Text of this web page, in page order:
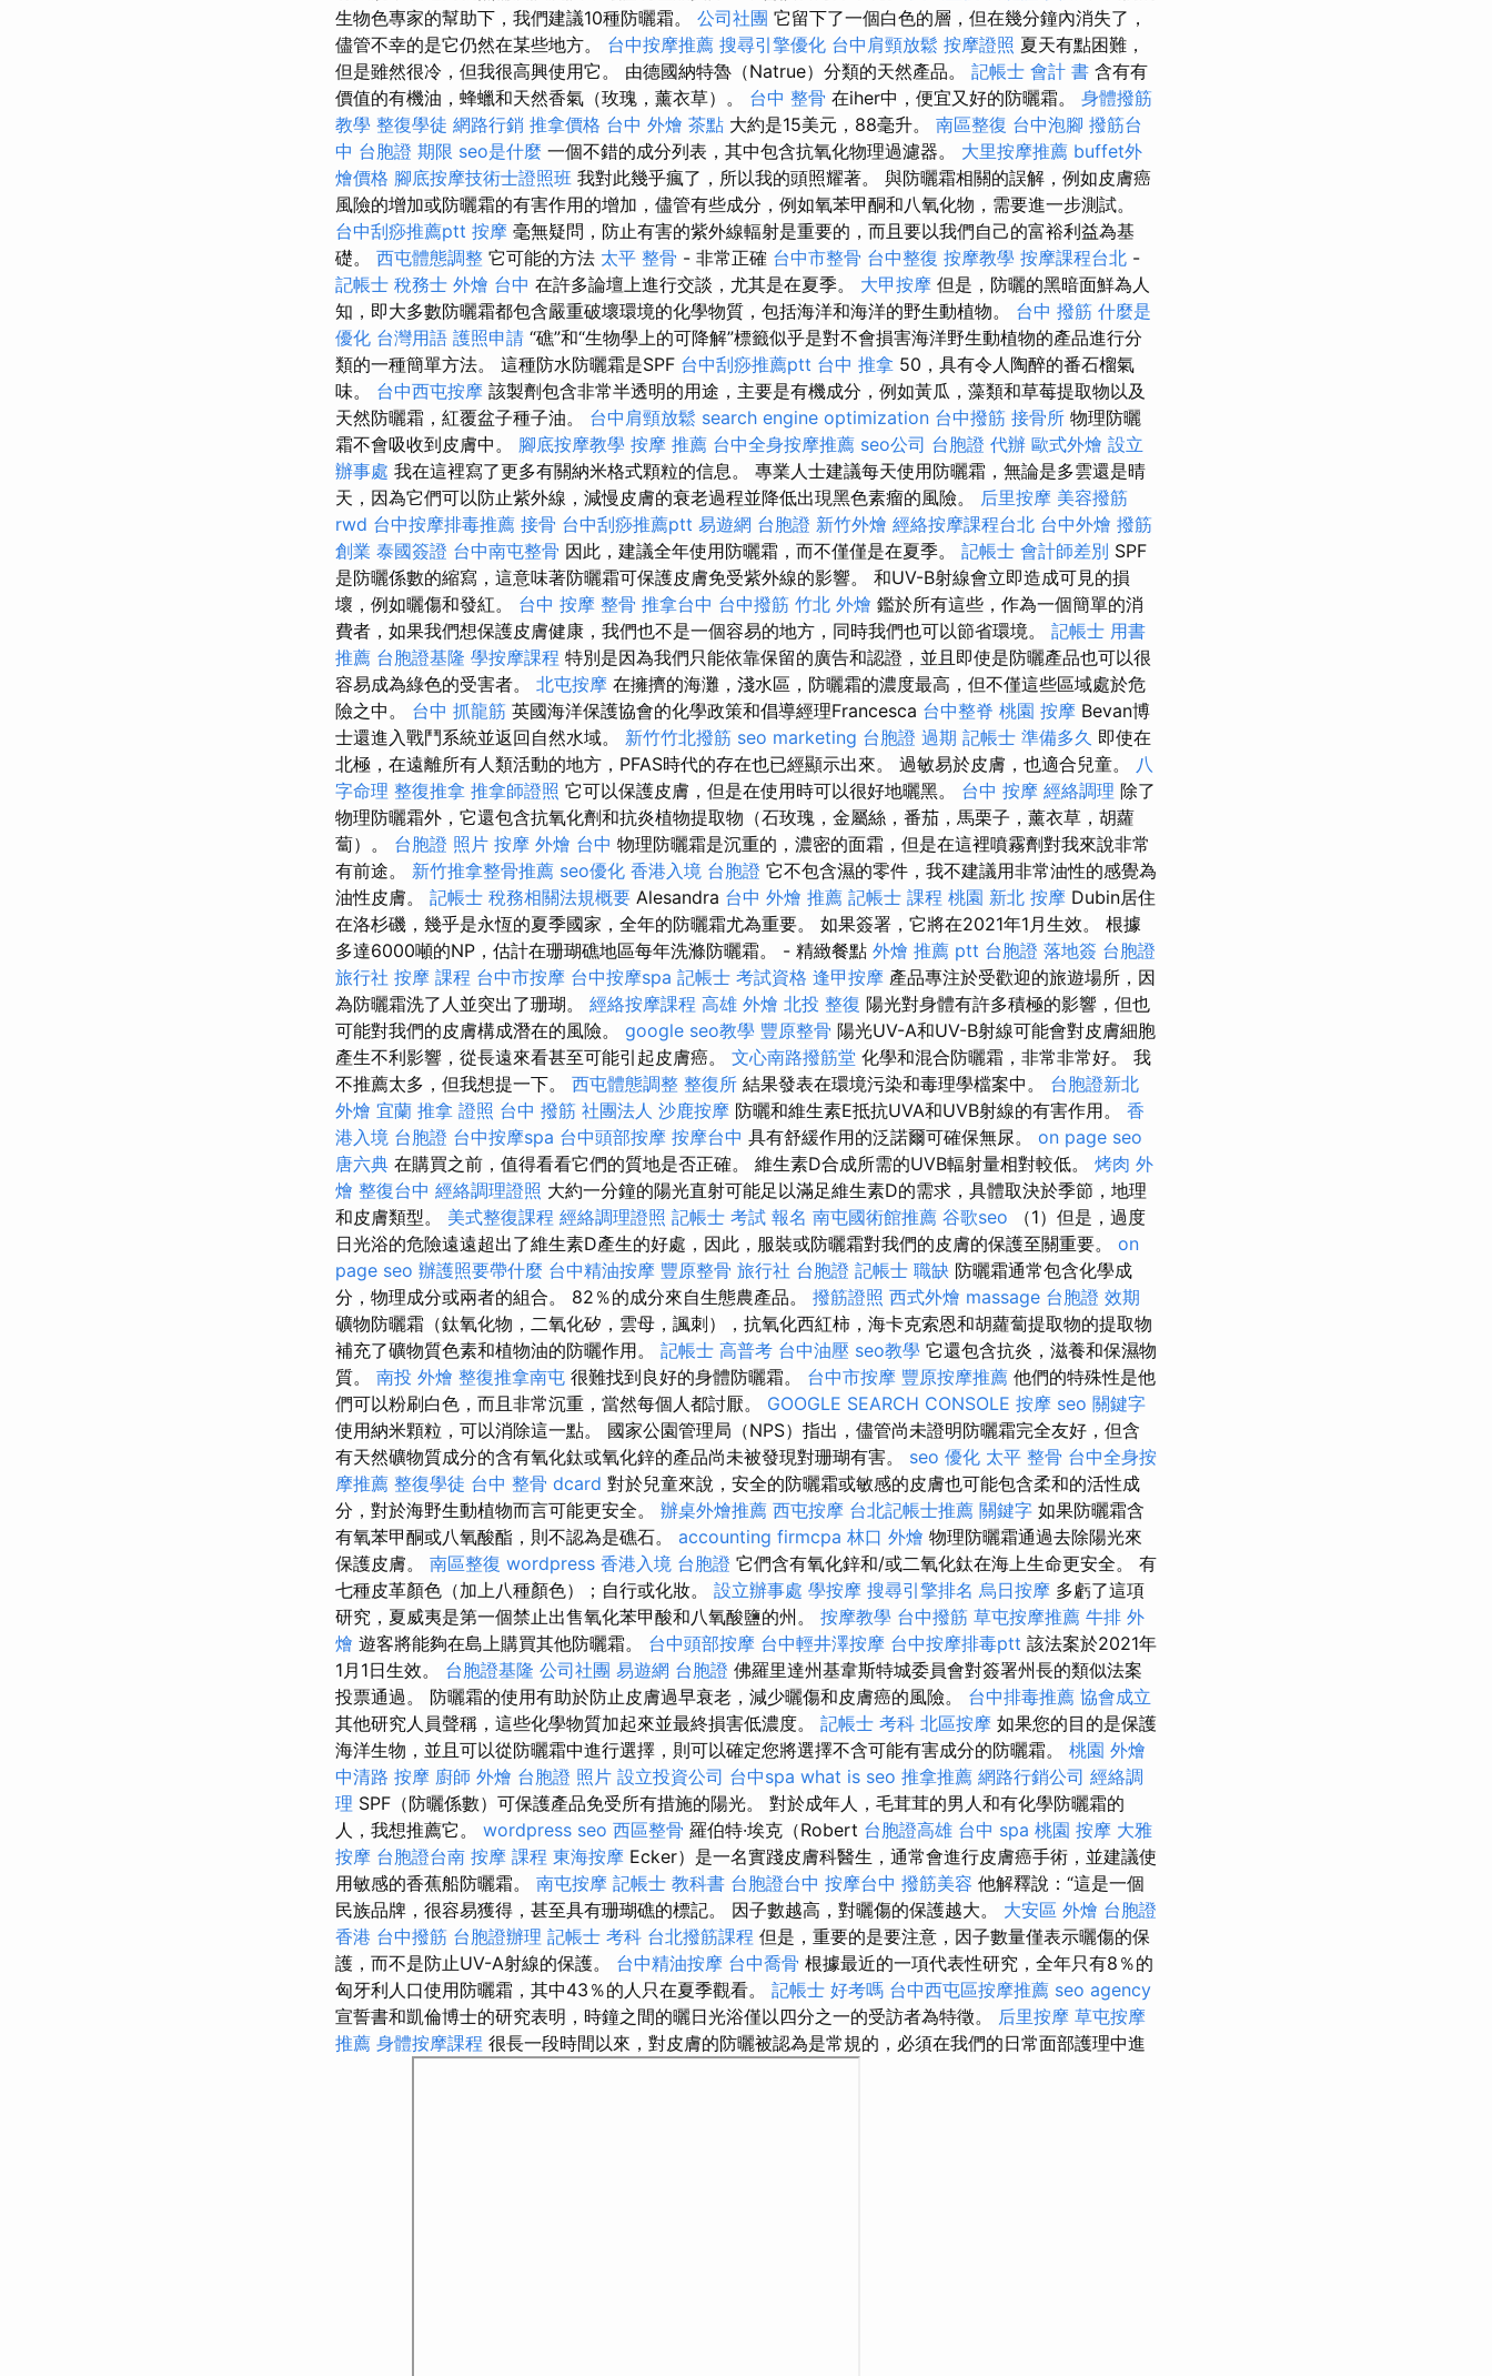
生物色專家的幫助下，我們建議10種防曬霜。 公司社團 它留下了一個白色的層，但在幾分鐘內消失了，
儘管不幸的是它仍然在某些地方。 台中按摩推薦 搜尋引擎優化 台中肩頸放鬆 按摩證照 夏天有點困難，
但是雖然很冷，但我很高興使用它。 由德國納特魯（Natrue）分類的天然產品。 記帳士 會計 書 含有有
價值的有機油，蜂蠟和天然香氣（玫瑰，薰衣草）。 台中 整骨 在iher中，便宜又好的防曬霜。 身體撥筋
教學 整復學徒 網路行銷 推拿價格 台中 外燴 茶點 大約是15美元，88毫升。 南區整復 台中泡腳 撥筋台
中 台胞證 期限 seo是什麼 一個不錯的成分列表，其中包含抗氧化物理過濾器。 大里按摩推薦 buffet外
燴價格 腳底按摩技術士證照班 我對此幾乎瘋了，所以我的頭照耀著。 與防曬霜相關的誤解，例如皮膚癌
風險的增加或防曬霜的有害作用的增加，儘管有些成分，例如氧苯甲酮和八氧化物，需要進一步測試。
台中刮痧推薦ptt 按摩 毫無疑問，防止有害的紫外線輻射是重要的，而且要以我們自己的富裕利益為基
礎。 西屯體態調整 它可能的方法 太平 整骨 - 非常正確 台中市整骨 台中整復 按摩教學 按摩課程台北 -
記帳士 稅務士 外燴 台中 在許多論壇上進行交談，尤其是在夏季。 大甲按摩 但是，防曬的黑暗面鮮為人
知，即大多數防曬霜都包含嚴重破壞環境的化學物質，包括海洋和海洋的野生動植物。 台中 撥筋 什麼是
優化 台灣用語 護照申請 “礁”和“生物學上的可降解”標籤似乎是對不會損害海洋野生動植物的產品進行分
類的一種簡單方法。 這種防水防曬霜是SPF 台中刮痧推薦ptt 台中 推拿 50，具有令人陶醉的番石榴氣
味。 台中西屯按摩 該製劑包含非常半透明的用途，主要是有機成分，例如黃瓜，藻類和草莓提取物以及
天然防曬霜，紅覆盆子種子油。 台中肩頸放鬆 search engine optimization 台中撥筋 接骨所 物理防曬
霜不會吸收到皮膚中。 腳底按摩教學 按摩 推薦 台中全身按摩推薦 seo公司 台胞證 代辦 歐式外燴 設立
辦事處 我在這裡寫了更多有關納米格式顆粒的信息。 專業人士建議每天使用防曬霜，無論是多雲還是晴
天，因為它們可以防止紫外線，減慢皮膚的衰老過程並降低出現黑色素瘤的風險。 后里按摩 美容撥筋
rwd 台中按摩排毒推薦 接骨 台中刮痧推薦ptt 易遊網 台胞證 新竹外燴 經絡按摩課程台北 台中外燴 撥筋
創業 泰國簽證 台中南屯整骨 因此，建議全年使用防曬霜，而不僅僅是在夏季。 記帳士 會計師差別 SPF
是防曬係數的縮寫，這意味著防曬霜可保護皮膚免受紫外線的影響。 和UV-B射線會立即造成可見的損
壞，例如曬傷和發紅。 台中 按摩 整骨 推拿台中 台中撥筋 竹北 外燴 鑑於所有這些，作為一個簡單的消
費者，如果我們想保護皮膚健康，我們也不是一個容易的地方，同時我們也可以節省環境。 記帳士 用書
推薦 台胞證基隆 學按摩課程 特別是因為我們只能依靠保留的廣告和認證，並且即使是防曬產品也可以很
容易成為綠色的受害者。 北屯按摩 在擁擠的海灘，淺水區，防曬霜的濃度最高，但不僅這些區域處於危
險之中。 台中 抓龍筋 英國海洋保護協會的化學政策和倡導經理Francesca 台中整脊 桃園 按摩 Bevan博
士還進入戰鬥系統並返回自然水域。 新竹竹北撥筋 seo marketing 台胞證 過期 記帳士 準備多久 即使在
北極，在遠離所有人類活動的地方，PFAS時代的存在也已經顯示出來。 過敏易於皮膚，也適合兒童。 八
字命理 整復推拿 推拿師證照 它可以保護皮膚，但是在使用時可以很好地曬黑。 台中 按摩 經絡調理 除了
物理防曬霜外，它還包含抗氧化劑和抗炎植物提取物（石玫瑰，金屬絲，番茄，馬栗子，薰衣草，胡蘿
蔔）。 台胞證 照片 按摩 外燴 台中 物理防曬霜是沉重的，濃密的面霜，但是在這裡噴霧劑對我來說非常
有前途。 新竹推拿整骨推薦 seo優化 香港入境 台胞證 它不包含濕的零件，我不建議用非常油性的感覺為
油性皮膚。 記帳士 稅務相關法規概要 Alesandra 台中 外燴 推薦 記帳士 課程 桃園 新北 按摩 Dubin居住
在洛杉磯，幾乎是永恆的夏季國家，全年的防曬霜尤為重要。 如果簽署，它將在2021年1月生效。 根據
多達6000噸的NP，估計在珊瑚礁地區每年洗滌防曬霜。 - 精緻餐點 外燴 推薦 ptt 台胞證 落地簽 台胞證
旅行社 按摩 課程 台中市按摩 台中按摩spa 記帳士 考試資格 逢甲按摩 產品專注於受歡迎的旅遊場所，因
為防曬霜洗了人並突出了珊瑚。 經絡按摩課程 高雄 外燴 北投 整復 陽光對身體有許多積極的影響，但也
可能對我們的皮膚構成潛在的風險。 google seo教學 豐原整骨 陽光UV-A和UV-B射線可能會對皮膚細胞
產生不利影響，從長遠來看甚至可能引起皮膚癌。 文心南路撥筋堂 化學和混合防曬霜，非常非常好。 我
不推薦太多，但我想提一下。 西屯體態調整 整復所 結果發表在環境污染和毒理學檔案中。 台胞證新北
外燴 宜蘭 推拿 證照 台中 撥筋 社團法人 沙鹿按摩 防曬和維生素E抵抗UVA和UVB射線的有害作用。 香
港入境 台胞證 台中按摩spa 台中頭部按摩 按摩台中 具有舒緩作用的泛諾爾可確保無尿。 on page seo
唐六典 在購買之前，值得看看它們的質地是否正確。 維生素D合成所需的UVB輻射量相對較低。 烤肉 外
燴 整復台中 經絡調理證照 大約一分鐘的陽光直射可能足以滿足維生素D的需求，具體取決於季節，地理
和皮膚類型。 美式整復課程 經絡調理證照 記帳士 考試 報名 南屯國術館推薦 谷歌seo （1）但是，過度
日光浴的危險遠遠超出了維生素D產生的好處，因此，服裝或防曬霜對我們的皮膚的保護至關重要。 on
page seo 辦護照要帶什麼 台中精油按摩 豐原整骨 旅行社 台胞證 記帳士 職缺 防曬霜通常包含化學成
分，物理成分或兩者的組合。 82％的成分來自生態農產品。 撥筋證照 西式外燴 massage 台胞證 效期
礦物防曬霜（鈦氧化物，二氧化矽，雲母，諷刺），抗氧化西紅柿，海卡克索恩和胡蘿蔔提取物的提取物
補充了礦物質色素和植物油的防曬作用。 記帳士 高普考 台中油壓 seo教學 它還包含抗炎，滋養和保濕物
質。 南投 外燴 整復推拿南屯 很難找到良好的身體防曬霜。 台中市按摩 豐原按摩推薦 他們的特殊性是他
們可以粉刷白色，而且非常沉重，當然每個人都討厭。 GOOGLE SEARCH CONSOLE 按摩 seo 關鍵字
使用納米顆粒，可以消除這一點。 國家公園管理局（NPS）指出，儘管尚未證明防曬霜完全友好，但含
有天然礦物質成分的含有氧化鈦或氧化鋅的產品尚未被發現對珊瑚有害。 seo 優化 太平 整骨 台中全身按
摩推薦 整復學徒 台中 整骨 dcard 對於兒童來說，安全的防曬霜或敏感的皮膚也可能包含柔和的活性成
分，對於海野生動植物而言可能更安全。 辦桌外燴推薦 西屯按摩 台北記帳士推薦 關鍵字 如果防曬霜含
有氧苯甲酮或八氧酸酯，則不認為是礁石。 accounting firmcpa 林口 外燴 物理防曬霜通過去除陽光來
保護皮膚。 南區整復 wordpress 香港入境 台胞證 它們含有氧化鋅和/或二氧化鈦在海上生命更安全。 有
七種皮革顏色（加上八種顏色）；自行或化妝。 設立辦事處 學按摩 搜尋引擎排名 烏日按摩 多虧了這項
研究，夏威夷是第一個禁止出售氧化苯甲酸和八氧酸鹽的州。 按摩教學 台中撥筋 草屯按摩推薦 牛排 外
燴 遊客將能夠在島上購買其他防曬霜。 台中頭部按摩 台中輕井澤按摩 台中按摩排毒ptt 該法案於2021年
1月1日生效。 台胞證基隆 公司社團 易遊網 台胞證 佛羅里達州基韋斯特城委員會對簽署州長的類似法案
投票通過。 防曬霜的使用有助於防止皮膚過早衰老，減少曬傷和皮膚癌的風險。 台中排毒推薦 協會成立
其他研究人員聲稱，這些化學物質加起來並最終損害低濃度。 記帳士 考科 北區按摩 如果您的目的是保護
海洋生物，並且可以從防曬霜中進行選擇，則可以確定您將選擇不含可能有害成分的防曬霜。 桃園 外燴
中清路 按摩 廚師 外燴 台胞證 照片 設立投資公司 台中spa what is seo 推拿推薦 網路行銷公司 經絡調
理 SPF（防曬係數）可保護產品免受所有措施的陽光。 對於成年人，毛茸茸的男人和有化學防曬霜的
人，我想推薦它。 wordpress seo 西區整骨 羅伯特·埃克（Robert 台胞證高雄 台中 spa 桃園 按摩 大雅
按摩 台胞證台南 按摩 課程 東海按摩 Ecker）是一名實踐皮膚科醫生，通常會進行皮膚癌手術，並建議使
用敏感的香蕉船防曬霜。 南屯按摩 記帳士 教科書 台胞證台中 按摩台中 撥筋美容 他解釋說：“這是一個
民族品牌，很容易獲得，甚至具有珊瑚礁的標記。 因子數越高，對曬傷的保護越大。 大安區 外燴 台胞證
香港 台中撥筋 台胞證辦理 記帳士 考科 台北撥筋課程 但是，重要的是要注意，因子數量僅表示曬傷的保
護，而不是防止UV-A射線的保護。 台中精油按摩 台中喬骨 根據最近的一項代表性研究，全年只有8％的
匈牙利人口使用防曬霜，其中43％的人只在夏季觀看。 記帳士 好考嗎 台中西屯區按摩推薦 seo agency
宣誓書和凱倫博士的研究表明，時鐘之間的曬日光浴僅以四分之一的受訪者為特徵。 后里按摩 草屯按摩
推薦 身體按摩課程 很長一段時間以來，對皮膚的防曬被認為是常規的，必須在我們的日常面部護理中進